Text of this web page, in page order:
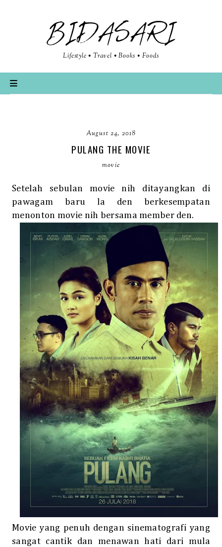
BIDASARI
Lifestyle • Travel • Books • Foods
August 24, 2018
PULANG THE MOVIE
movie
Setelah sebulan movie nih ditayangkan di
pawagam baru la den berkesempatan
menonton movie nih bersama member den.
Movie yang penuh dengan sinematografi yang
sangat cantik dan menawan hati dari mula